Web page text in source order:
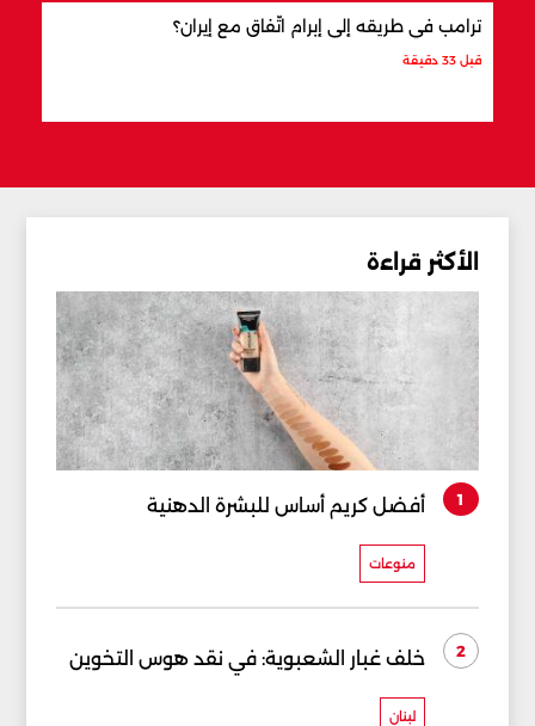
ترامب في طريقه إلى إبرام اتّفاق مع إيران؟
قبل 33 دقيقة
الأكثر قراءة
1 أفضل كريم أساس للبشرة الدهنية
منوعات
2 خلف غبار الشعبوية: في نقد هوس التخوين
لبنان